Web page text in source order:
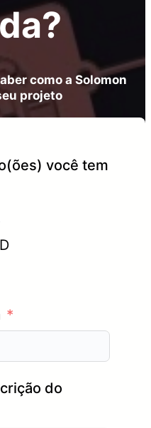
como a Solomon
projeto
você tem
do